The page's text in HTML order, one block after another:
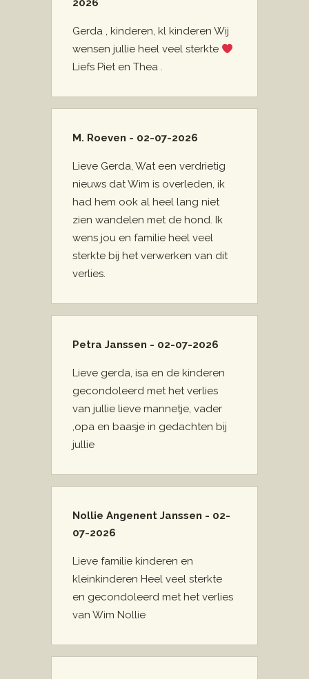
2026
Gerda , kinderen, kl kinderen Wij
wensen jullie heel veel sterkte
Liefs Piet en Thea .
M. Roeven - 02-07-2026
Lieve Gerda, Wat een verdrietig
nieuws dat Wim is overleden, ik
had hem ook al heel lang niet
zien wandelen met de hond. Ik
wens jou en familie heel veel
sterkte bij het verwerken van dit
verlies.
Petra Janssen - 02-07-2026
Lieve gerda, isa en de kinderen
gecondoleerd met het verlies
van jullie lieve mannetje, vader
,opa en baasje in gedachten bij
jullie
Nollie Angenent Janssen - 02-
07-2026
Lieve familie kinderen en
kleinkinderen Heel veel sterkte
en gecondoleerd met het verlies
van Wim Nollie